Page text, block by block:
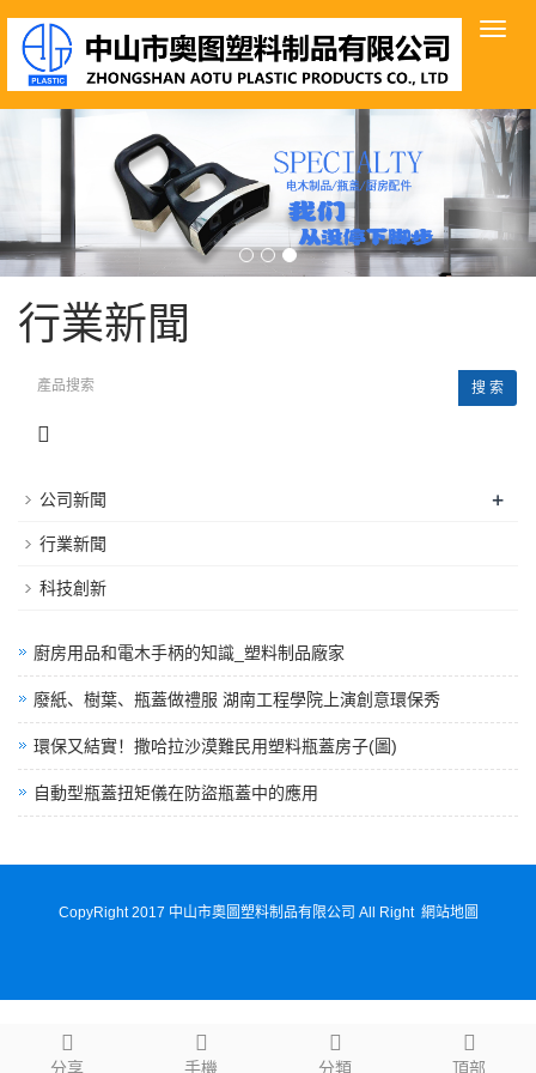
導
行業新聞
搜 索
公司新聞 +
行業新聞
科技創新
廚房用品和電木手柄的知識_塑料制品廠家
廢紙、樹葉、瓶蓋做禮服 湖南工程學院上演創意環保秀
環保又結實！撒哈拉沙漠難民用塑料瓶蓋房子(圖)
自動型瓶蓋扭矩儀在防盜瓶蓋中的應用
分享 手機 分類 頂部
CopyRight 2017 中山市奧圖塑料制品有限公司 All Right 網站地圖